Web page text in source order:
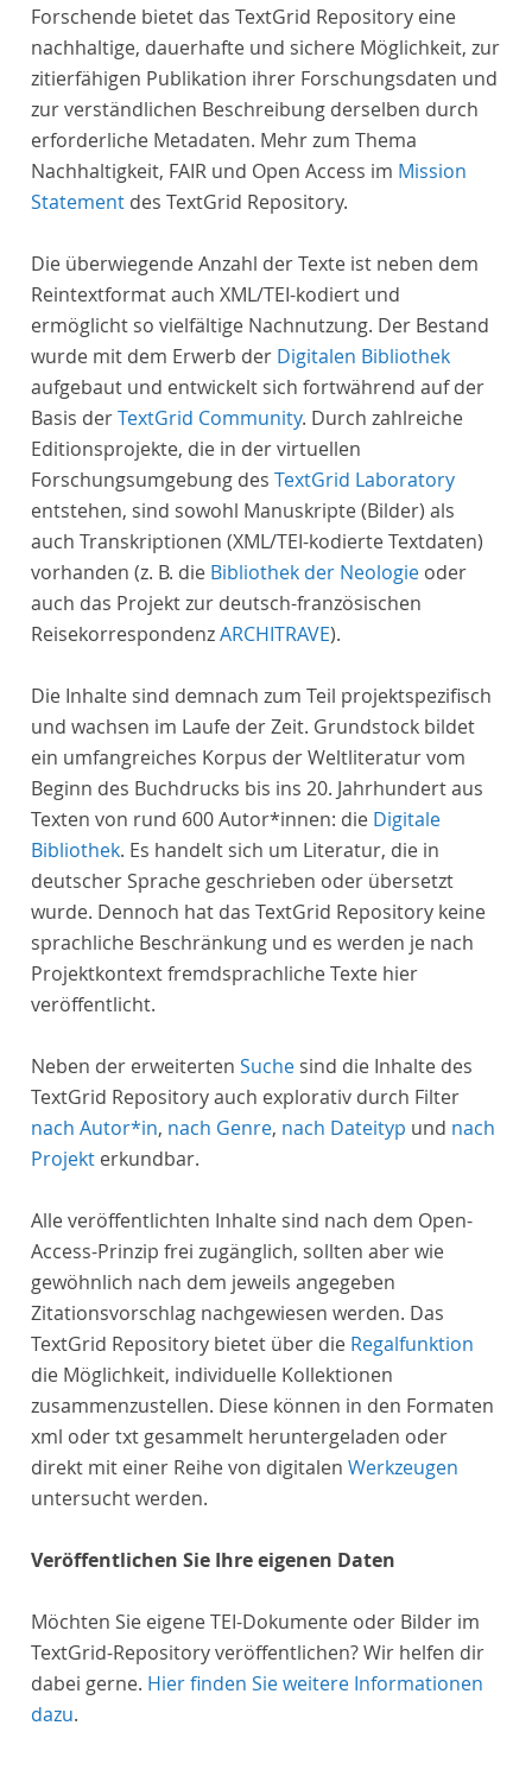
Forschende bietet das TextGrid Repository eine
nachhaltige, dauerhafte und sichere Möglichkeit, zur
zitierfähigen Publikation ihrer Forschungsdaten und
zur verständlichen Beschreibung derselben durch
erforderliche Metadaten. Mehr zum Thema
Nachhaltigkeit, FAIR und Open Access im Mission
Statement des TextGrid Repository.
Die überwiegende Anzahl der Texte ist neben dem
Reintextformat auch XML/TEI-kodiert und
ermöglicht so vielfältige Nachnutzung. Der Bestand
wurde mit dem Erwerb der Digitalen Bibliothek
aufgebaut und entwickelt sich fortwährend auf der
Basis derTextGrid Community. Durch zahlreiche
Editionsprojekte, die in der virtuellen
Forschungsumgebung des TextGrid Laboratory
entstehen, sind sowohl Manuskripte (Bilder) als
auch Transkriptionen (XML/TEI-kodierte Textdaten)
vorhanden (z. B. die Bibliothek der Neologie oder
auch das Projekt zur deutsch-französischen
ReisekorrespondenzARCHITRAVE).
Die Inhalte sind demnach zum Teil projektspezifisch
und wachsen im Laufe der Zeit. Grundstock bildet
ein umfangreiches Korpus der Weltliteratur vom
Beginn des Buchdrucks bis ins 20. Jahrhundert aus
Texten von rund 600 Autor*innen: die Digitale
Bibliothek. Es handelt sich um Literatur, die in
deutscher Sprache geschrieben oder übersetzt
wurde. Dennoch hat das TextGrid Repository keine
sprachliche Beschränkung und es werden je nach
Projektkontext fremdsprachliche Texte hier
veröffentlicht.
Neben der erweiterten Suche sind die Inhalte des
TextGrid Repository auch explorativ durch Filter
nach Autor*in, nach Genre, nach Dateityp und nach
Projekt erkundbar.
Alle veröffentlichten Inhalte sind nach dem Open-
Access-Prinzip frei zugänglich, sollten aber wie
gewöhnlich nach dem jeweils angegeben
Zitationsvorschlag nachgewiesen werden. Das
TextGrid Repository bietet über die Regalfunktion
die Möglichkeit, individuelle Kollektionen
zusammenzustellen. Diese können in den Formaten
xml oder txt gesammelt heruntergeladen oder
direkt mit einer Reihe von digitalen Werkzeugen
untersucht werden.
Veröffentlichen Sie Ihre eigenen Daten
Möchten Sie eigene TEI-Dokumente oder Bilder im
TextGrid-Repository veröffentlichen? Wir helfen dir
dabei gerne. Hier finden Sie weitere Informationen
dazu.